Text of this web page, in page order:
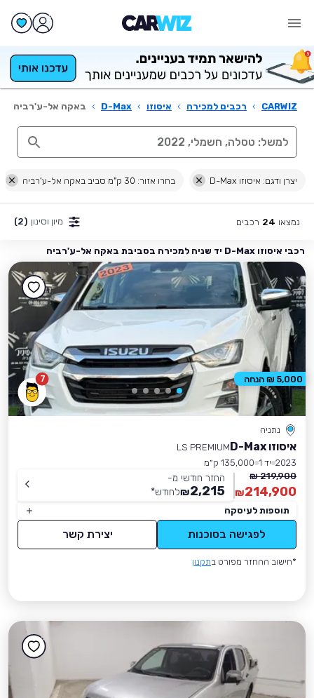
CARWIZ
› רכבים למכירה › איסוזו ›
D-Max
› באקה אל-ע'רביה
יצרן ודגם: איסוזו D-Max בחרו אזור: 30 ק"מ סביב באקה אל-ע'רביה
נמצאו 24 רכבים מיון וסינון (2)
רכבי איסוזו D-Max יד שניה למכירה בסביבת באקה אל-ע'רביה
7
נתניה
איסוזו D-Max
LS PREMIUM
2023 יד 1
135,000 ק״מ
219,900 ₪
214,900
₪
החזר חודשי מ-
2,215
₪לחודש*
תוספות לעיסקה
לפגישה בסוכנות יצירת קשר
*חישוב ההחזר מפורט בתקנון
5,000 ₪ הנחה